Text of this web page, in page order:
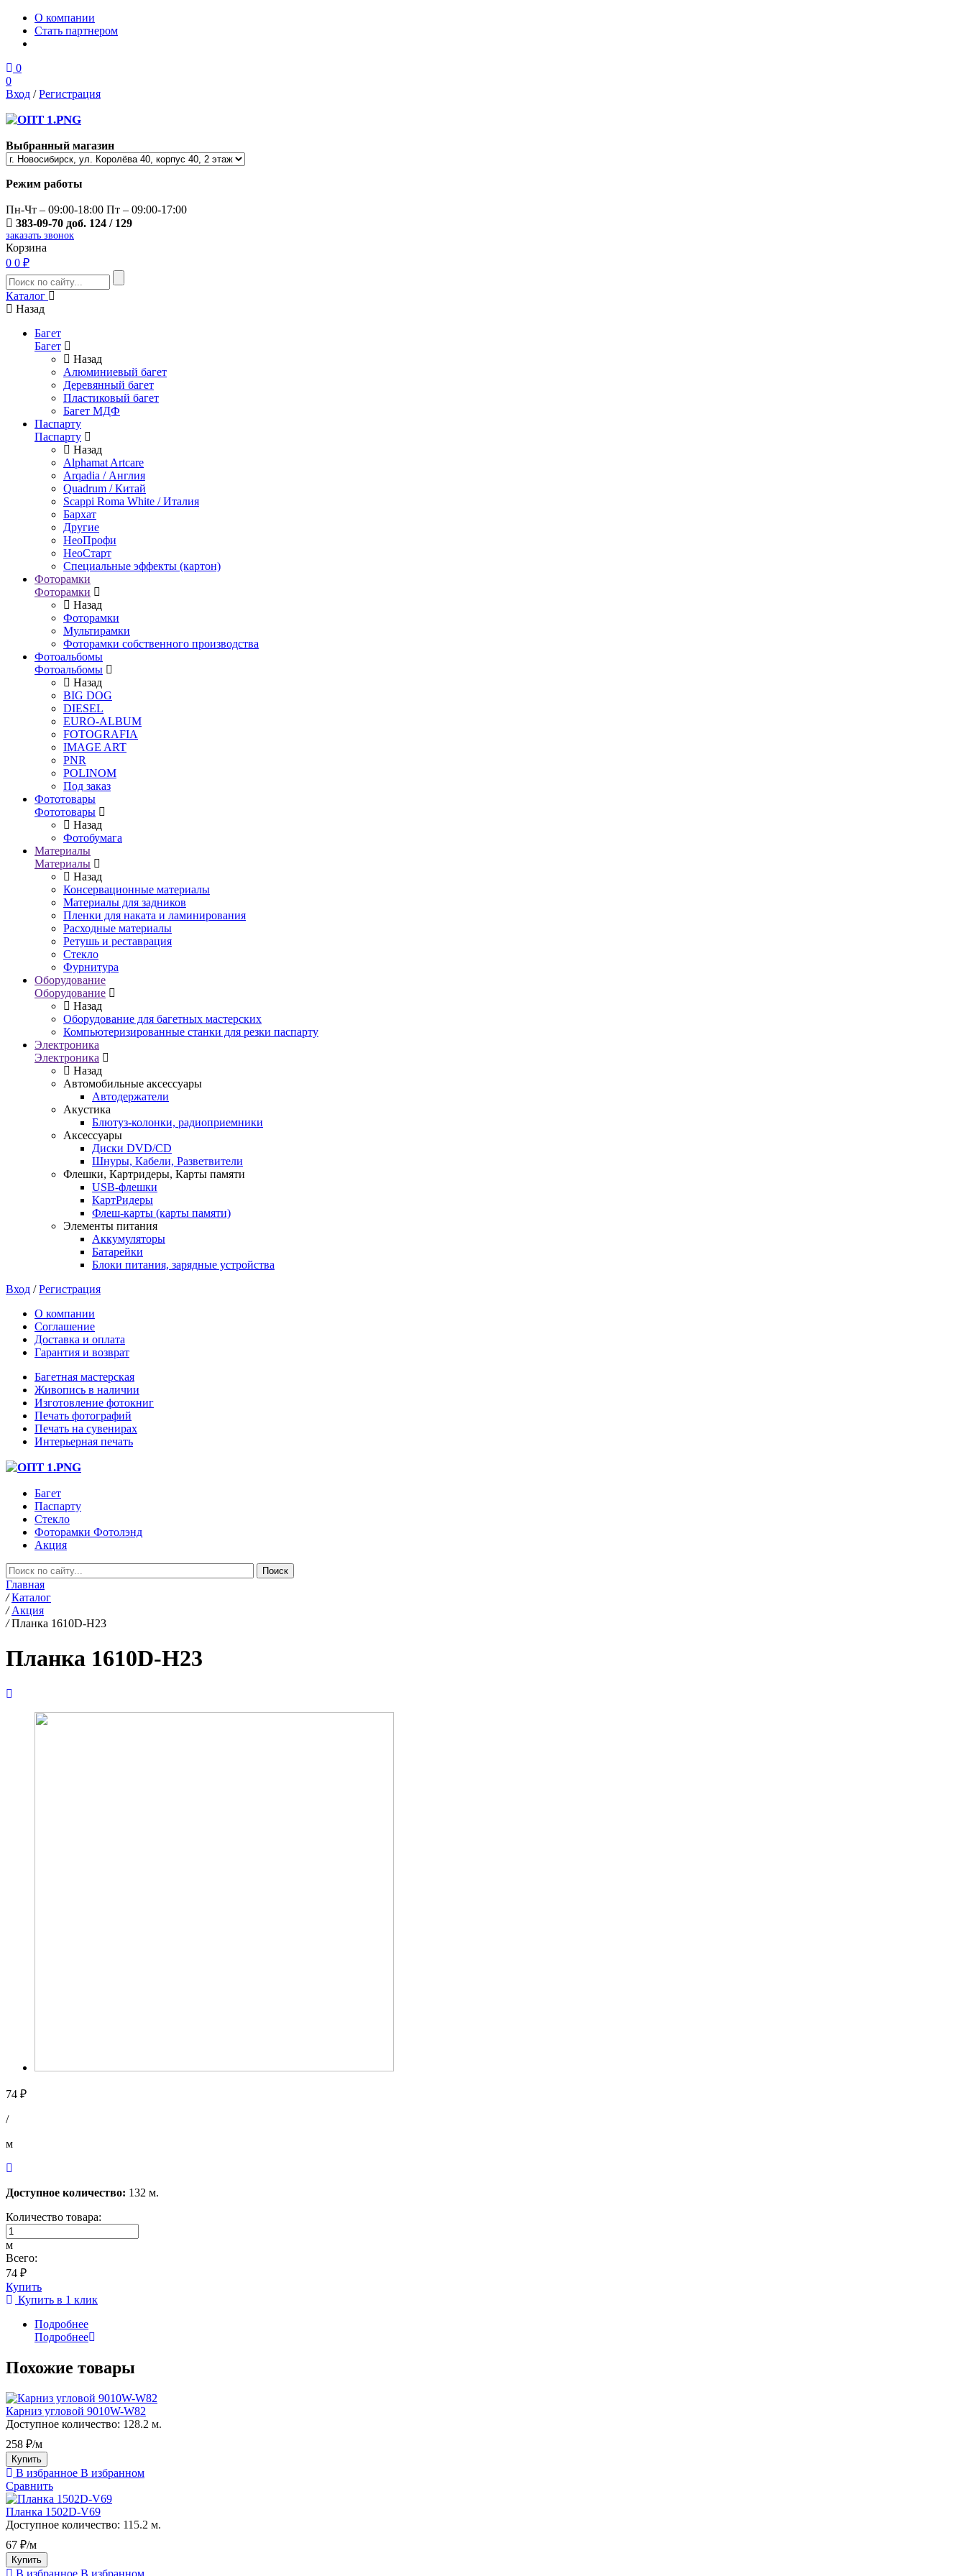
О компании
Стать партнером
0
0
Вход /Регистрация
Выбранный магазин
Режим работы
Пн-Чт – 09:00-18:00 Пт – 09:00-17:00
383-09-70 доб. 124 / 129
заказать звонок
Корзина
0 0 ₽
Каталог
Назад
Багет
Багет
Назад
Алюминиевый багет
Деревянный багет
Пластиковый багет
Багет МДФ
Паспарту
Паспарту
Назад
Alphamat Artcare
Arqadia / Англия
Quadrum / Китай
Scappi Roma White / Италия
Бархат
Другие
НеоПрофи
НеоСтарт
Специальные эффекты (картон)
Фоторамки
Фоторамки
Назад
Фоторамки
Мультирамки
Фоторамки собственного производства
Фотоальбомы
Фотоальбомы
Назад
BIG DOG
DIESEL
EURO-ALBUM
FOTOGRAFIA
IMAGE ART
PNR
POLINOM
Под заказ
Фототовары
Фототовары
Назад
Фотобумага
Материалы
Материалы
Назад
Консервационные материалы
Материалы для задников
Пленки для наката и ламинирования
Расходные материалы
Ретушь и реставрация
Стекло
Фурнитура
Оборудование
Оборудование
Назад
Оборудование для багетных мастерских
Компьютеризированные станки для резки паспарту
Электроника
Электроника
Назад
Автомобильные аксессуары
Автодержатели
Акустика
Блютуз-колонки, радиоприемники
Аксессуары
Диски DVD/CD
Шнуры, Кабели, Разветвители
Флешки, Картридеры, Карты памяти
USB-флешки
КартРидеры
Флеш-карты (карты памяти)
Элементы питания
Аккумуляторы
Батарейки
Блоки питания, зарядные устройства
Вход /Регистрация
О компании
Соглашение
Доставка и оплата
Гарантия и возврат
Багетная мастерская
Живопись в наличии
Изготовление фотокниг
Печать фотографий
Печать на сувенирах
Интерьерная печать
Багет
Паспарту
Стекло
Фоторамки Фотолэнд
Акция
Главная
/ Каталог
/ Акция
/ Планка 1610D-H23
Планка 1610D-H23
74 ₽
/
м
Доступное количество: 132 м.
Количество товара:
м
Всего:
74 ₽
Купить
Купить в 1 клик
Подробнее
Подробнее
Похожие товары
Карниз угловой 9010W-W82
Доступное количество: 128.2 м.
258 ₽/м
Купить
В избранное В избранном
Сравнить
Планка 1502D-V69
Доступное количество: 115.2 м.
67 ₽/м
Купить
В избранное В избранном